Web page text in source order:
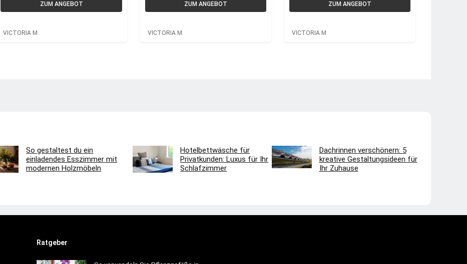
ZUM ANGEBOT
VICTORIA M
ZUM ANGEBOT
VICTORIA M
ZUM ANGEBOT
VICTORIA M
So gestaltest du ein
einladendes Esszimmer mit
modernen Holzmöbeln
Hotelbettwäsche für
Privatkunden: Luxus für Ihr
Schlafzimmer
Dachrinnen verschönern: 5
kreative Gestaltungsideen für
Ihr Zuhause
Ratgeber